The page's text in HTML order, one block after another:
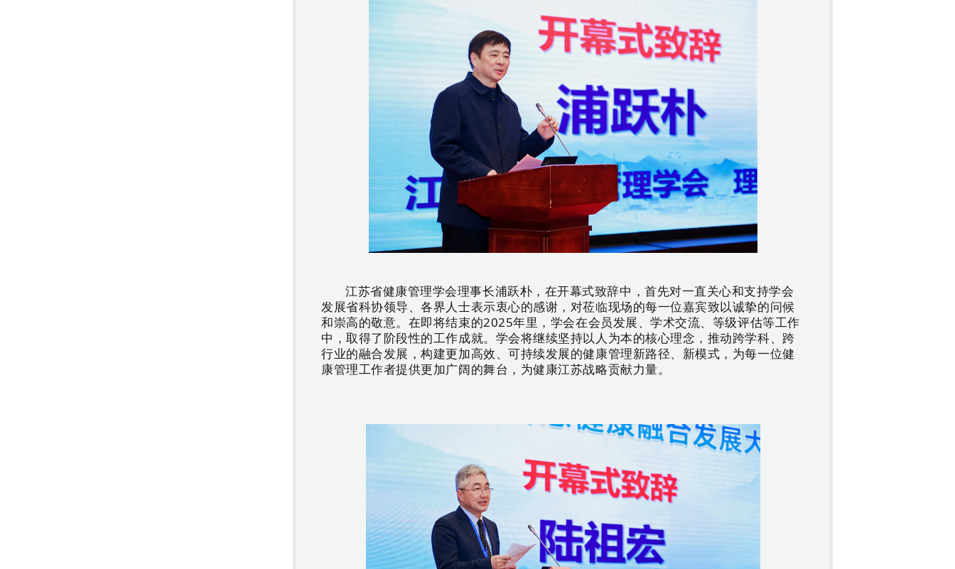
江苏省健康管理学会理事长浦跃朴，在开幕式致辞中，首先对一直关心和支持学会
发展省科协领导、各界人士表示衷心的感谢，对莅临现场的每一位嘉宾致以诚挚的问候
和崇高的敬意。在即将结束的2025年里，学会在会员发展、学术交流、等级评估等工作
中，取得了阶段性的工作成就。学会将继续坚持以人为本的核心理念，推动跨学科、跨
行业的融合发展，构建更加高效、可持续发展的健康管理新路径、新模式，为每一位健
康管理工作者提供更加广阔的舞台，为健康江苏战略贡献力量。